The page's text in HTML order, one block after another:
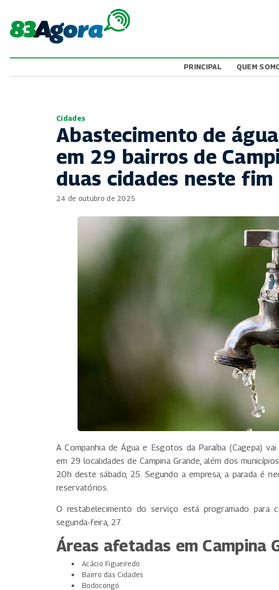
PRINCIPAL QUEM
Cidades
Abastecimento de
em 29 bairros de
duas cidades neste fim
24 de outubro de 2025
A Companhia de Água e Esgotos da Paraíba (Cagepa)
em 29 localidades de Campina Grande, além dos
20h deste sábado, 25. Segundo a empresa, a parada é
reservatórios.
O restabelecimento do serviço está programado para
segunda-feira, 27.
Áreas afetadas em Campina
Acácio Figueiredo
Bairro das Cidades
Bodocongó